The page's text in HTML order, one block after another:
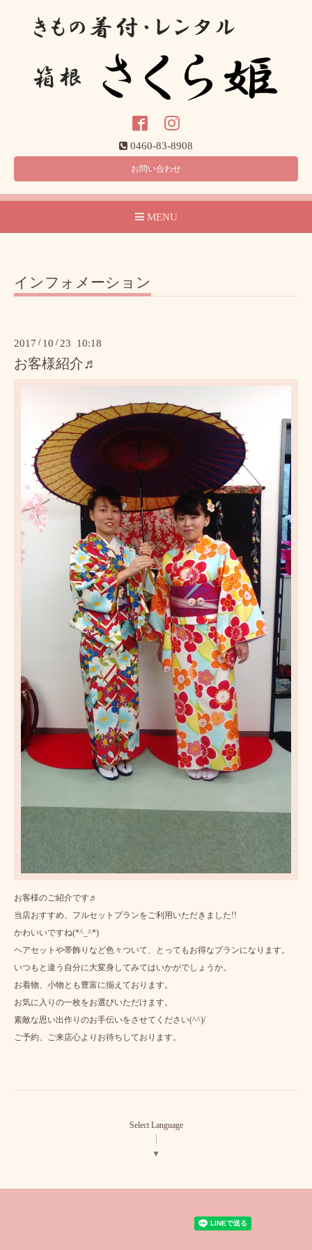
0460-83-8908
お問い合わせ
MENU
インフォメーション
2017 / 10 / 23 10:18
お客様紹介♬
お客様のご紹介です♬
当店おすすめ、フルセットプランをご利用いただきました!!
かわいいですね(*^_^*)
ヘアセットや帯飾りなど色々ついて、とってもお得なプランになります。
いつもと違う自分に大変身してみてはいかがでしょうか。
お着物、小物とも豊富に揃えております。
お気に入りの一枚をお選びいただけます。
素敵な思い出作りのお手伝いをさせてください(^^)/
ご予約、ご来店心よりお待ちしております。
Select Language
▼